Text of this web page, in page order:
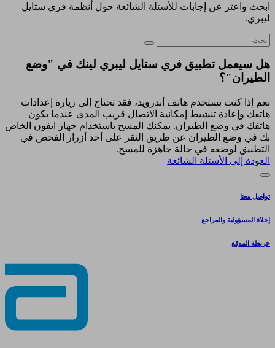
ابحث واعثر عن إجابات للأسئلة الشائعة حول أنظمة فري ستايل
ليبري.
هل سيعمل تطبيق فري ستايل ليبري لينك في "وضع
الطيران"؟
نعم إذا كنت تستخدم هاتف أندرويد، فقد تحتاج إلى زيارة إعدادات
هاتفك وإعادة تنشيط إمكانية الاتصال قريب المدى عندما يكون
هاتفك في وضع الطيران. يمكنك المسح باستخدام جهاز ايفون الخاص
بك في وضع الطيران عن طريق النقر على أحد أزرار الفحص في
التطبيق لوضعه في حالة جاهزة للمسح.
العودة إلى الأسئلة الشائعة
تواصل معنا
إخلاء المسؤولية والمراجع
خريطة الموقع